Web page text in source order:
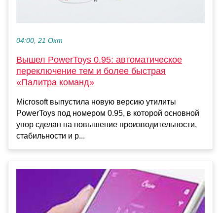
04:00, 21 Окт
Вышел PowerToys 0.95: автоматическое
переключение тем и более быстрая
«Палитра команд»
Microsoft выпустила новую версию утилиты
PowerToys под номером 0.95, в которой основной
упор сделан на повышение производительности,
стабильности и р...